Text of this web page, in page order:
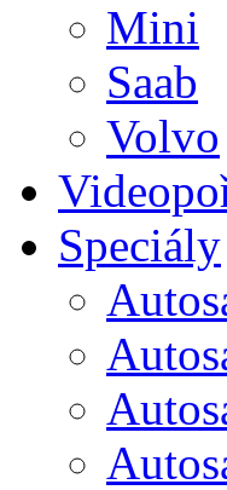
Mini
Saab
Volvo
Speciály